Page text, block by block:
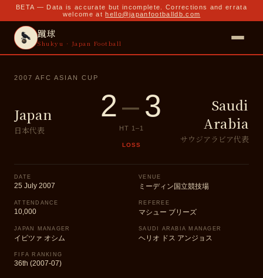
BETA — Data is accurate but incomplete. Corrections and errata
welcome at hello@japanfootballdb.com
蹴球
Shukyu · Japan Football
2007 AFC ASIAN CUP
Japan
日本代表
2–3
HT 1 –1
LOSS
Saudi
Arabia
サウジアラビア代表
DATE
25 July 2007
VENUE
ミーディン国立競技場
ATTENDANCE
10,000
REFEREE
マシュー ブリーズ
JAPAN MANAGER
イビツァ オシム
SAUDI ARABIA MANAGER
ヘリオ ドス アンジョス
FIFA RANKING
36th (2007-07)